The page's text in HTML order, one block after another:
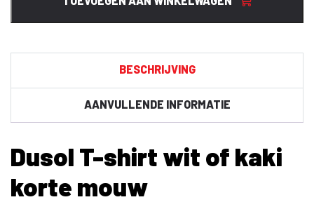
BESCHRIJVING
AANVULLENDE INFORMATIE
Dusol T-shirt wit of kaki
korte mouw